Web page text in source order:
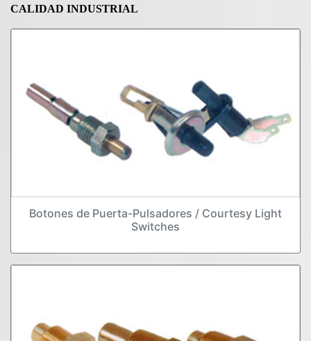
CALIDAD INDUSTRIAL
Botones de Puerta-Pulsadores / Courtesy Light
Switches